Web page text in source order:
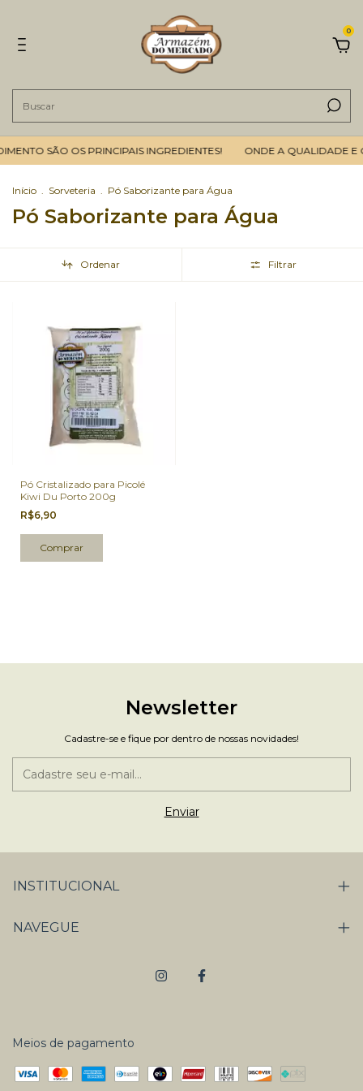
0
SÃO OS PRINCIPAIS INGREDIENTES! ONDE A QUALIDADE E
Início . Sorveteria . Pó Saborizante para Água
Pó Saborizante para Água
Ordenar Filtrar
Pó Cristalizado para Picolé
Kiwi Du Porto 200g
R$6,90
Newsletter
Cadastre-se e fique por dentro de nossas novidades!
INSTITUCIONAL
NAVEGUE
Meios de pagamento